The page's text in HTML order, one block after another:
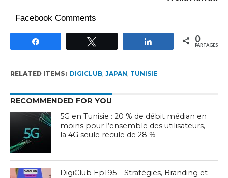
Facebook Comments
Partagez 0
PARTAGES
RELATED ITEMS: DIGICLUB, JAPAN TUNISIE
RECOMMENDED FOR YOU
5G en Tunisie : 20 % de débit médian en
moins pour l’ensemble des utilisateurs,
la 4G seule recule de 28 %
DigiClub Ep195 – Stratégies, Branding et